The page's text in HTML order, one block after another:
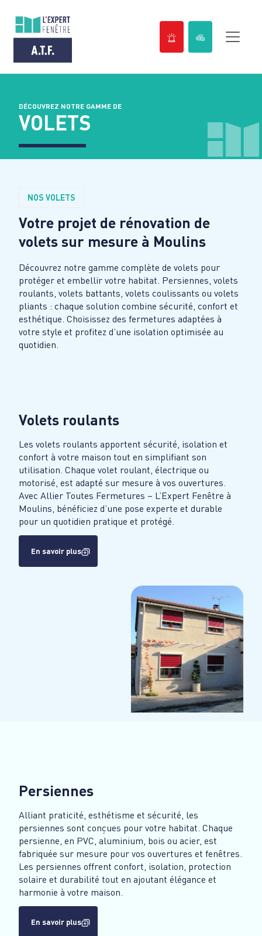
contenuDÉCOUVREZ NOTRE GAMME DE
VOLETS
NOS VOLETS
Votre projet de rénovation de
volets sur mesure à Moulins
Découvrez notre gamme complète de volets pour
protéger et embellir votre habitat. Persiennes, volets
roulants, volets battants, volets coulissants ou volets
pliants : chaque solution combine sécurité, confort et
esthétique. Choisissez des fermetures adaptées à
votre style et profitez d’une isolation optimisée au
quotidien.
Volets roulants
Les volets roulants apportent sécurité, isolation et
confort à votre maison tout en simplifiant son
utilisation. Chaque volet roulant, électrique ou
motorisé, est adapté sur mesure à vos ouvertures.
Avec Allier Toutes Fermetures – L’Expert Fenêtre à
Moulins, bénéficiez d’une pose experte et durable
pour un quotidien pratique et protégé.
En savoir plus
Persiennes
Alliant praticité, esthétisme et sécurité, les
persiennes sont conçues pour votre habitat. Chaque
persienne, en PVC, aluminium, bois ou acier, est
fabriquée sur mesure pour vos ouvertures et fenêtres.
Les persiennes offrent confort, isolation, protection
solaire et durabilité tout en ajoutant élégance et
harmonie à votre maison.
En savoir plus